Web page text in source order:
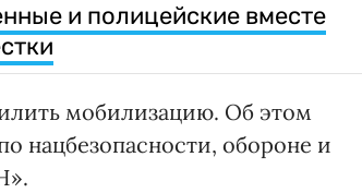
и полицейские вместе
мобилизацию. Об этом
нацбезопасности, обороне и